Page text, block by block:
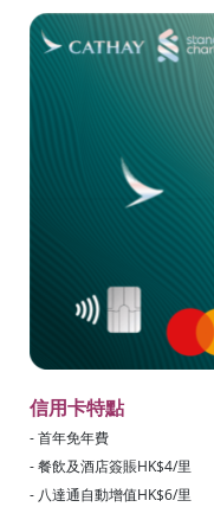
信用卡特點
- 首年免年費
- 餐飲及酒店簽賬HK$4/里
- 八達通自動增值HK$6/里